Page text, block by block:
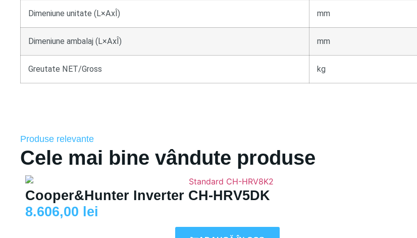
Dimeniune unitate (L×AxÎ) mm
Dimeniune ambalaj (L×AxÎ) mm
Greutate NET/Gross kg
Produse relevante
Cele mai bine vândute produse
Cooper&Hunter Inverter CH-HRV5DK
8.606,00 lei